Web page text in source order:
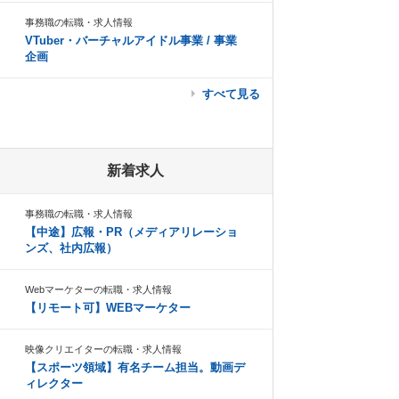
事務職の転職・求人情報
VTuber・バーチャルアイドル事業 / 事業
企画
すべて見る
新着求人
事務職の転職・求人情報
【中途】広報・PR（メディアリレーショ
ンズ、社内広報）
Webマーケターの転職・求人情報
【リモート可】WEBマーケター
映像クリエイターの転職・求人情報
【スポーツ領域】有名チーム担当。動画デ
ィレクター